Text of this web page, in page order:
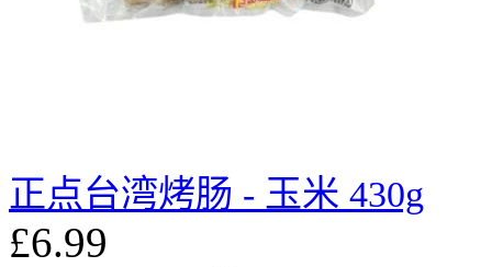
正点台湾烤肠 - 玉米 430g
£6.99